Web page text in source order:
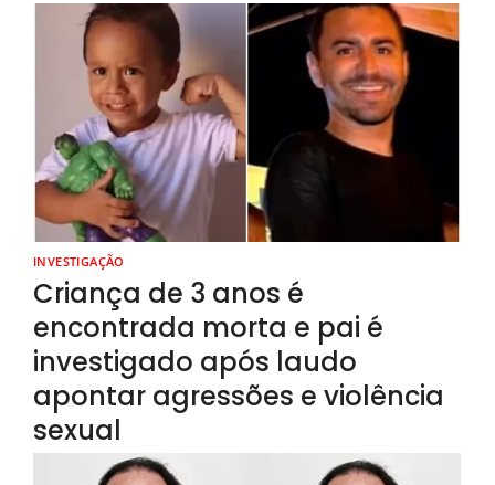
INVESTIGAÇÃO
Criança de 3 anos é
encontrada morta e pai é
investigado após laudo
apontar agressões e violência
sexual